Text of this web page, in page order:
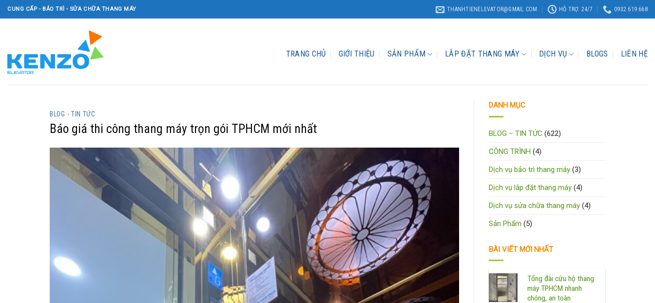
Skip
to
CUNG CẤP - BẢO TRÌ - SỬA CHỮA THANG MÁY THANHTIENELEVATOR@GMAIL.COM HỖ TRỢ: 24/7 0932 619 668
TRANG CHỦ GIỚI THIỆU SẢN PHẨM LẮP ĐẶT THANG MÁY DỊCH VỤ BLOGS LIÊN HỆ
BLOG - TIN TỨC
Báo giá thi công thang máy trọn gói TPHCM mới nhất
DANH MỤC
BLOG – TIN TỨC (622)
CÔNG TRÌNH (4)
Dịch vụ bảo trì thang máy (3)
Dịch vụ lắp đặt thang máy (4)
Dịch vụ sửa chữa thang máy (4)
Sản Phẩm (5)
BÀI VIẾT MỚI NHẤT
Tổng đài cứu hộ thang
máy TPHCM nhanh
chóng, an toàn